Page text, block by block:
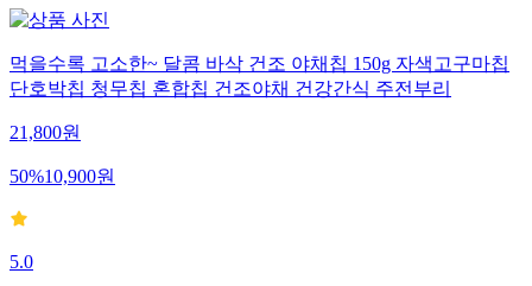
먹을수록 고소한~ 달콤 바삭 건조 야채칩 150g 자색고구마칩
단호박칩 청무칩 혼합칩 건조야채 건강간식 주전부리
21,800원
50%10,900원
5.0